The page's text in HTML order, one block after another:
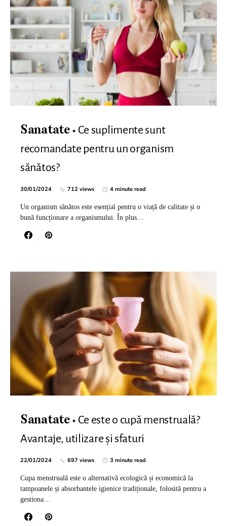
Sanatate
Ce suplimente sunt
recomandate pentru un organism
sănătos?
30/01/2024 712 views 4 minute read
Un organism sănătos este esențial pentru o viață de calitate și o
bună funcționare a organismului. În plus…
Sanatate
Ce este o cupă menstruală?
Avantaje, utilizare și sfaturi
22/01/2024 697 views 3 minute read
Cupa menstruală este o alternativă ecologică și economică la
tampoanele și absorbantele igienice tradiționale, folosită pentru a
gestiona…